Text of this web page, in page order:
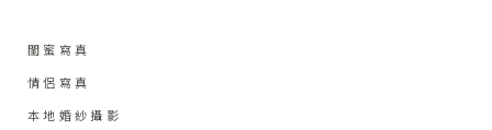
閨蜜寫真
情侶寫真
本地婚紗攝影